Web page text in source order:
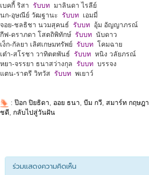
เบคกี้ ริสา รับบท มาลินดา ไรลีย์
นก-อุษณีย์ วัฒฐานะ รับบท เอมมี่
จอย-ชลธิชา นวมสุคนธ์ รับบท อุ้ม อัญญาภรณ์
กีฟ-ดราภดา โสตถิพิทักษ์ รับบท นับดาว
เง็ก-กัลยา เลิศเกษมทรัพย์ รับบท โคมฉาย
เต๋า-สโรชา วาทิตตพันธ์ รับบท หนิง วลัยภรณ์
หยา-จรรยา ธนาสว่างกุล รับบท บรรจง
แตน-ราตรี วิทวัส รับบท พเยาว์
: ป๊อก ปิยธิดา ออย ธนา บีม กวี สมาร์ท กฤษฎา
ชดี, กลับไปสู่วันฝัน
ร่วมแสดงความคิดเห็น